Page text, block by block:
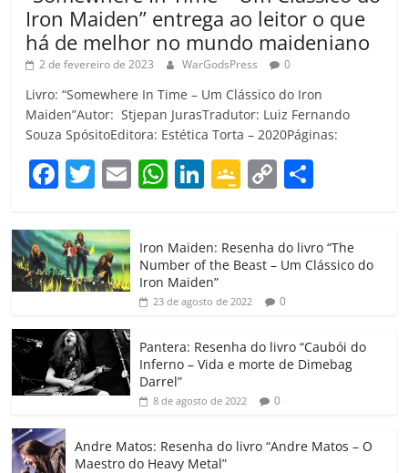
Iron Maiden” entrega ao leitor o que
há de melhor no mundo maideniano
2 de fevereiro de 2023 WarGodsPress 0
Livro: “Somewhere In Time – Um Clássico do Iron
Maiden”Autor: Stjepan JurasTradutor: Luiz Fernando
Souza SpósitoEditora: Estética Torta – 2020Páginas:
F
c
e
b
o
o
k
T
itt
er
E W
at
s
A
p
Li
e
dI
G
gl
e
Cl
a
ss
ro
o
C
p
y
Li
k
m
p
h
ar
Iron Maiden: Resenha do livro “The
Number of the Beast – Um Clássico do
Iron Maiden”
23 de agosto de 2022 0
Pantera: Resenha do livro “Caubói do
Inferno – Vida e morte de Dimebag
Darrel”
8 de agosto de 2022 0
Andre Matos: Resenha do livro “Andre Matos – O
Maestro do Heavy Metal”